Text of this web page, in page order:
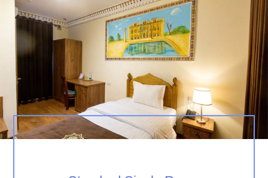
рядом с основными достопримечательностями Бухары, что
позволяет легко исследовать этот исторический город с его
знаменитыми мечетями, медресе и рынками.Остановитесь в
Iman Hotel — и откройте для себя настоящее восточное
гостеприимство и комфорт!